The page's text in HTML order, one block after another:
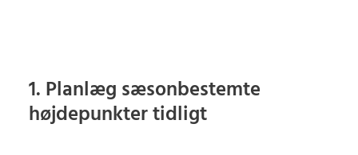
1. Planlæg sæsonbestemte
højdepunkter tidligt